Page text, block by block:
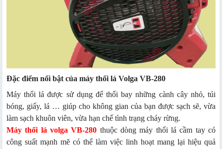
Đặc điểm nổi bật của máy thổi lá Volga VB-280
Máy thổi lá được sử dụng để thổi bay những cành cây nhỏ, túi
bóng, giấy, lá … giúp cho không gian của bạn được sạch sẽ, vừa
làm sạch khuôn viên, vừa hạn chế tình trạng cháy rừng.
Máy thổi lá volga VB-280 thuộc dòng máy thổi lá cầm tay có
công suất mạnh mẽ có thể làm việc linh hoạt mang lại hiệu quả